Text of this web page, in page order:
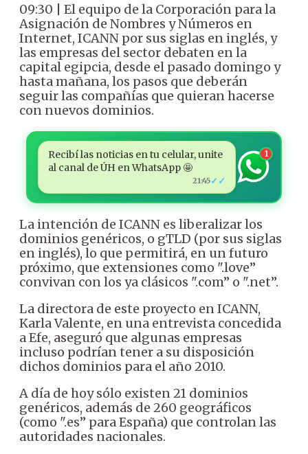
09:30 | El equipo de la Corporación para la
Asignación de Nombres y Números en
Internet, ICANN por sus siglas en inglés, y
las empresas del sector debaten en la
capital egipcia, desde el pasado domingo y
hasta mañana, los pasos que deberán
seguir las compañías que quieran hacerse
con nuevos dominios.
Recibí las noticias en tu celular, unite
al canal de ÚH en WhatsApp 🤩
21:45✓✓
1
La intención de ICANN es liberalizar los
dominios genéricos, o gTLD (por sus siglas
en inglés), lo que permitirá, en un futuro
próximo, que extensiones como ".love”
convivan con los ya clásicos ".com” o ".net”.
La directora de este proyecto en ICANN,
Karla Valente, en una entrevista concedida
a Efe, aseguró que algunas empresas
incluso podrían tener a su disposición
dichos dominios para el año 2010.
A día de hoy sólo existen 21 dominios
genéricos, además de 260 geográficos
(como ".es” para España) que controlan las
autoridades nacionales.